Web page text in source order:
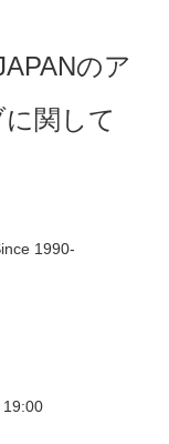
のア
関して
1990-